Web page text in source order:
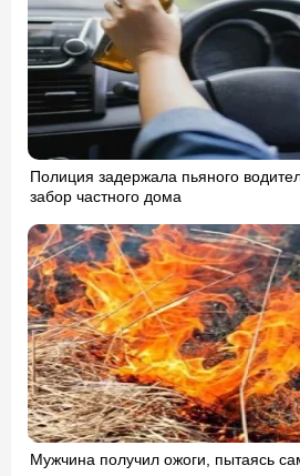
Полиция задержала пьяного
забор частного дома
Мужчина получил ожоги, пытаясь